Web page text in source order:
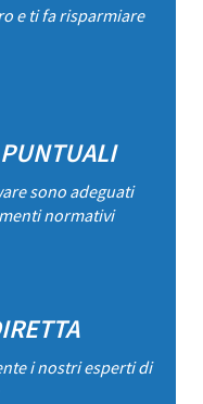
e ti fa risparmiare
sono adeguati
normativi
i nostri esperti di